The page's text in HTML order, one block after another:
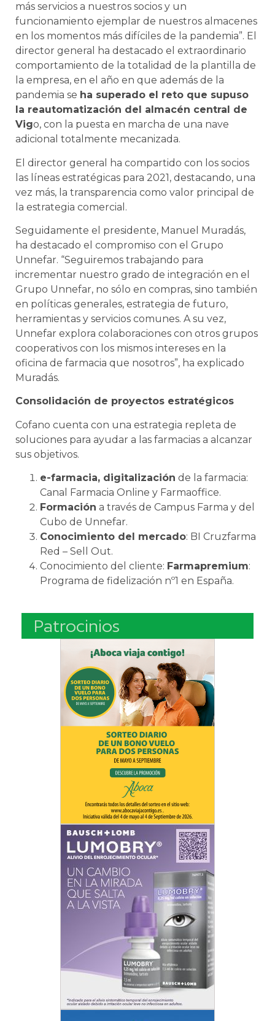
más servicios a nuestros socios y un
funcionamiento ejemplar de nuestros almacenes
en los momentos más difíciles de la pandemia”. El
director general ha destacado el extraordinario
comportamiento de la totalidad de la plantilla de
la empresa, en el año en que además de la
pandemia se ha superado el reto que supuso
la reautomatización del almacén central de
Vigo, con la puesta en marcha de una nave
adicional totalmente mecanizada.
El director general ha compartido con los socios
las líneas estratégicas para 2021, destacando, una
vez más, la transparencia como valor principal de
la estrategia comercial.
Seguidamente el presidente, Manuel Muradás,
ha destacado el compromiso con el Grupo
Unnefar. “Seguiremos trabajando para
incrementar nuestro grado de integración en el
Grupo Unnefar, no sólo en compras, sino también
en políticas generales, estrategia de futuro,
herramientas y servicios comunes. A su vez,
Unnefar explora colaboraciones con otros grupos
cooperativos con los mismos intereses en la
oficina de farmacia que nosotros”, ha explicado
Muradás.
Consolidación de proyectos estratégicos
Cofano cuenta con una estrategia repleta de
soluciones para ayudar a las farmacias a alcanzar
sus objetivos.
e-farmacia, digitalización de la farmacia:
Canal Farmacia Online y Farmaoffice.
Formación a través de Campus Farma y del
Cubo de Unnefar.
Conocimiento del mercado: BI Cruzfarma
Red – Sell Out.
Conocimiento del cliente: Farmapremium:
Programa de fidelización nº1 en España.
Patrocinios